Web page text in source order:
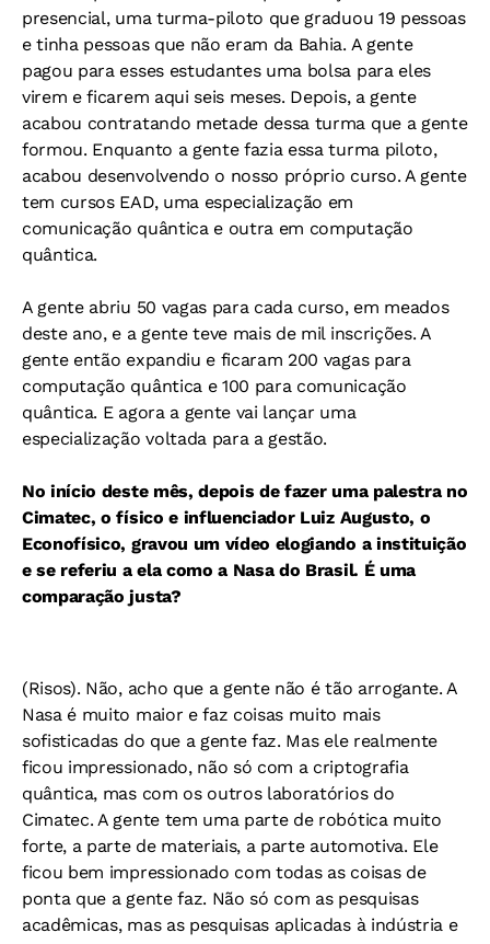
presencial, uma turma-piloto que graduou 19 pessoas
e tinha pessoas que não eram da Bahia. A gente
pagou para esses estudantes uma bolsa para eles
virem e ficarem aqui seis meses. Depois, a gente
acabou contratando metade dessa turma que a gente
formou. Enquanto a gente fazia essa turma piloto,
acabou desenvolvendo o nosso próprio curso. A gente
tem cursos EAD, uma especialização em
comunicação quântica e outra em computação
quântica.
A gente abriu 50 vagas para cada curso, em meados
deste ano, e a gente teve mais de mil inscrições. A
gente então expandiu e ficaram 200 vagas para
computação quântica e 100 para comunicação
quântica. E agora a gente vai lançar uma
especialização voltada para a gestão.
No início deste mês, depois de fazer uma palestra no
Cimatec, o físico e influenciador Luiz Augusto, o
Econofísico, gravou um vídeo elogiando a instituição
e se referiu a ela como a Nasa do Brasil. É uma
comparação justa?
(Risos). Não, acho que a gente não é tão arrogante. A
Nasa é muito maior e faz coisas muito mais
sofisticadas do que a gente faz. Mas ele realmente
ficou impressionado, não só com a criptografia
quântica, mas com os outros laboratórios do
Cimatec. A gente tem uma parte de robótica muito
forte, a parte de materiais, a parte automotiva. Ele
ficou bem impressionado com todas as coisas de
ponta que a gente faz. Não só com as pesquisas
acadêmicas, mas as pesquisas aplicadas à indústria e